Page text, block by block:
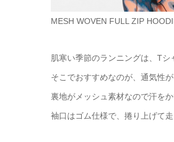
MESH WOVEN FULL ZIP
肌寒い季節のランニングは、Tシ
そこでおすすめなのが、通気性
裏地がメッシュ素材なので汗を
袖口はゴム仕様で、捲り上げて